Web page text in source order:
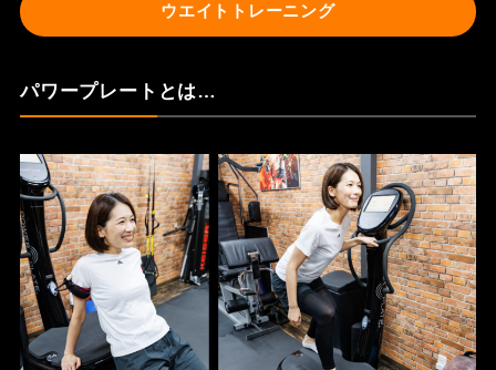
ウエイトトレーニング
パワープレートとは…